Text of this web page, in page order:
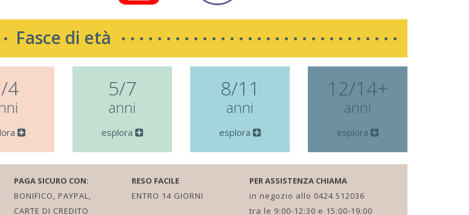
Fasce di età
4 5/7
anni
esplora
8/11
anni
esplora
12/14+
anni
esplora
PAGA SICURO CON:
BONIFICO, PAYPAL,
CARTE DI CREDITO
RESO FACILE
ENTRO 14 GIORNI
PER ASSISTENZA CHIAMA
in negozio allo 0424 512036
tra le 9:00-12:30 e 15:00-19:00